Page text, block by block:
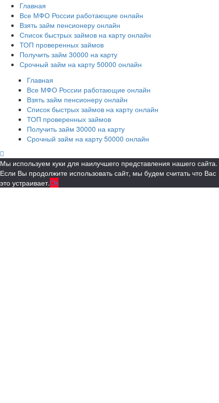
Главная
Все МФО России работающие онлайн
Взять займ пенсионеру онлайн
Список быстрых займов на карту онлайн
ТОП проверенных займов
Получить займ 30000 на карту
Срочный займ на карту 50000 онлайн
Главная
Все МФО России работающие онлайн
Взять займ пенсионеру онлайн
Список быстрых займов на карту онлайн
ТОП проверенных займов
Получить займ 30000 на карту
Срочный займ на карту 50000 онлайн
Мы используем куки для наилучшего представления нашего сайта.
Если Вы продолжите использовать сайт, мы будем считать что Вас
это устраивает.Ok